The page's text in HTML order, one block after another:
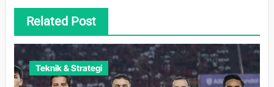
Related Post
Teknik & Strategi